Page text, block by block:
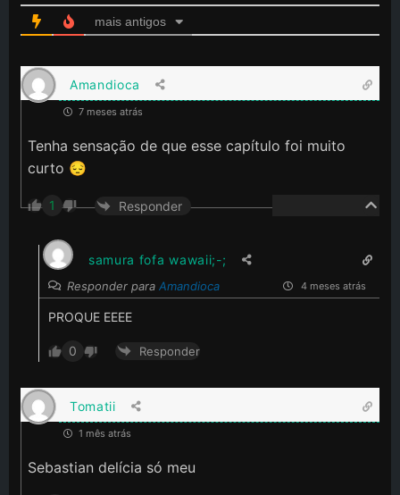
mais antigos
Amandioca
7 meses atrás
Tenha sensação de que esse capítulo foi muito
curto 😔
1 Responder
samura fofa wawaii;-;
Responder para Amandioca 4 meses atrás
PROQUE EEEE
0 Responder
Tomatii
1 mês atrás
Sebastian delícia só meu